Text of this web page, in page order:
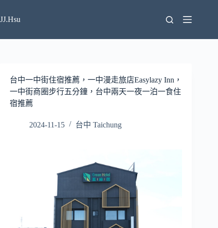
至
要
JJ.Hsu
台中一中街住宿推薦，一中漫走旅店Easylazy Inn，
一中街商圈步行五分鐘，台中兩天一夜一泊一食住
宿推薦
2024-11-15 台中 Taichung